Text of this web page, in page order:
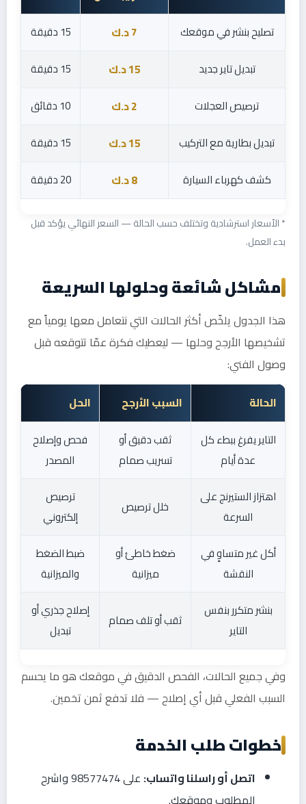
تصليح بنشر في موقعك
7 د.ك
15 دقيقة
تبديل تاير جديد
15 د.ك
15 دقيقة
ترصيص العجلات
2 د.ك
10 دقائق
تبديل بطارية مع التركيب
15 د.ك
15 دقيقة
كشف كهرباء السيارة
8 د.ك 20 دقيقة
* الأسعار استرشادية وتختلف حسب الحالة — السعر النهائي يؤكد قبل
بدء العمل.
مشاكل شائعة وحلولها السريعة
هذا الجدول يلخّص أكثر الحالات التي نتعامل معها يومياً مع
تشخيصها الأرجح وحلها — ليعطيك فكرة عمّا تتوقعه قبل
وصول الفني:
الحالة السبب الأرجح
الحل
التاير يفرغ ببطء كل
عدة أيام
ثقب دقيق أو
تسريب صمام
فحص وإصلاح
المصدر
اهتزاز الستيرنج على
السرعة
خلل ترصيص
ترصيص
إلكتروني
أكل غير متساوٍ في
النقشة
ضغط خاطئ أو
ميزانية
ضبط الضغط
والميزانية
بنشر متكرر بنفس
التاير
ثقب أو تلف صمام
إصلاح جذري أو
تبديل
وفي جميع الحالات، الفحص الدقيق في موقعك هو ما يحسم
السبب الفعلي قبل أي إصلاح — فلا تدفع ثمن تخمين.
خطوات طلب الخدمة
اتصل أو راسلنا واتساب:
على 98577474 واشرح
المطلوب وموقعك.